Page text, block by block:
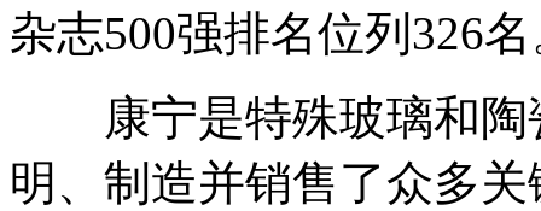
杂志500强排名位列326
康宁是特殊玻璃和陶
明、制造并销售了众多